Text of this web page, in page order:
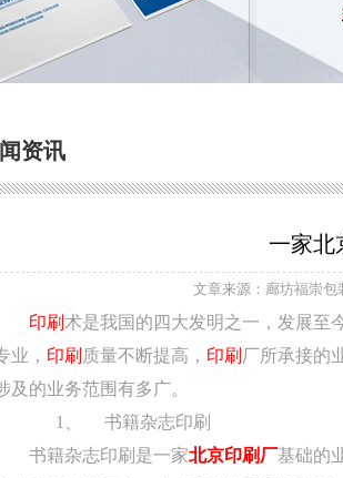
资讯
一家北
文章来源：廊坊福崇包
印刷 术是我国的四大发明之一，发展至
业， 印刷 质量不断提高， 印刷 厂所承接的
及的业务范围有多广。
1、
书籍杂志印刷
书籍杂志印刷是一家北京印刷厂基础的